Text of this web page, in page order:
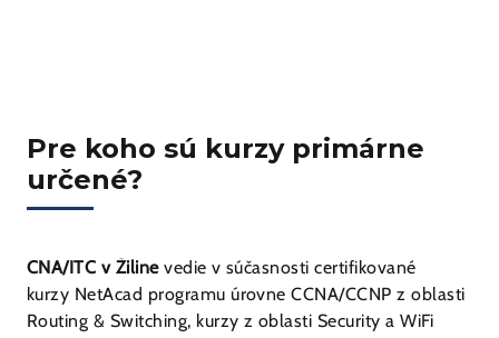
Pre koho sú kurzy primárne
určené?
CNA/ITC v Žilinevedie v súčasnosti certifikované
kurzy NetAcad programu úrovne CCNA/CCNP z oblasti
Routing & Switching, kurzy z oblasti Security a WiFi